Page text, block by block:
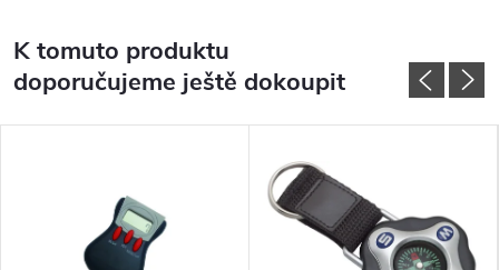
K tomuto produktu
doporučujeme ještě dokoupit